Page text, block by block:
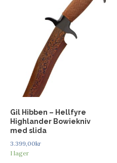
Gil Hibben – Hellfyre
Highlander Bowiekniv
med slida
3.399,00kr
I lager